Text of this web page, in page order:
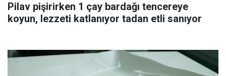
Pilav pişirirken 1 çay bardağı tencereye
koyun, lezzeti katlanıyor tadan etli sanıyor